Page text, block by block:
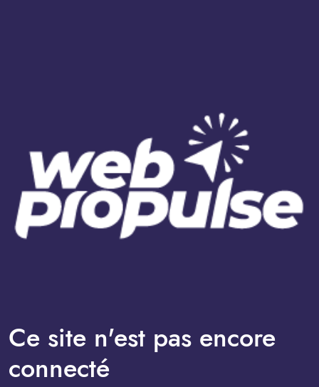
Ce site n'est pas encore
connecté